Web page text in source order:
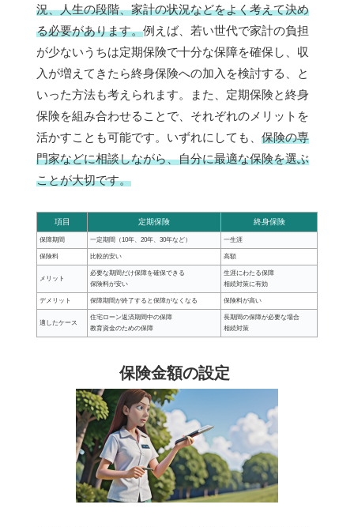
況、人生の段階、家計の状況などをよく考えて決め
る必要があります。例えば、若い世代で家計の負担
が少ないうちは定期保険で十分な保障を確保し、収
入が増えてきたら終身保険への加入を検討する、と
いった方法も考えられます。また、定期保険と終身
保険を組み合わせることで、それぞれのメリットを
活かすことも可能です。いずれにしても、 保険の専
門家などに相談しながら、自分に最適な保険を選ぶ
ことが大切です。
項目 定期保険 終身保険
保障期間 一定期間（10年、20年、30年など） 一生涯
保険料 比較的安い 高額
メリット
必要な期間だけ保障を確保できる
保険料が安い
生涯にわたる保障
相続対策に有効
デメリット 保障期間が終了すると保障がなくなる 保険料が高い
適したケース
住宅ローン返済期間中の保障
教育資金のための保障
長期間の保障が必要な場合
相続対策
保険金額の設定